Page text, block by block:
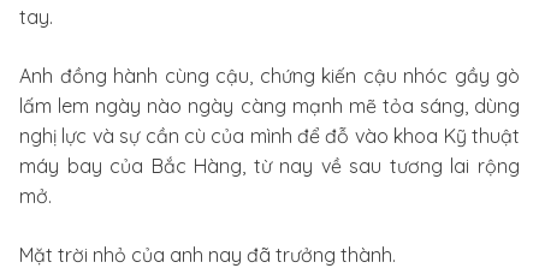
tay.
Anh đồng hành cùng cậu, chứng kiến cậu nhóc gầy gò
lấm lem ngày nào ngày càng mạnh mẽ tỏa sáng, dùng
nghị lực và sự cần cù của mình để đỗ vào khoa Kỹ thuật
máy bay của Bắc Hàng, từ nay về sau tương lai rộng
mở.
Mặt trời nhỏ của anh nay đã trưởng thành.